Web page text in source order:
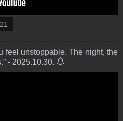
feel unstoppable. The night, the
- 2025.10.30.